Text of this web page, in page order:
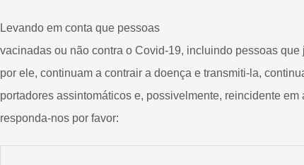
Levando em conta que pessoas
vacinadas ou não contra o Covid-19, incluindo pessoas que
por ele, continuam a contrair a doença e transmiti-la,
portadores assintomáticos e, possivelmente, reincidente em
responda-nos por favor: